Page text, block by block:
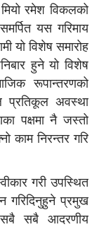
रमेश विकलको
यस गरिमाय
यो विशेष समारोह
हुने यो विशेष
रूपान्तरणको
प्रतिकूल अवस्था
पक्षमा नै जस्तो
काम निरन्तर गरि
गरी उपस्थित
गरिदिनुहुने प्रमुख
सबै सबै आदरणीय